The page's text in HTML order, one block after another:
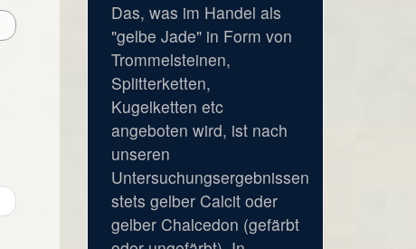
Das, was im Handel als
"gelbe Jade" in Form von
Trommelsteinen,
Splitterketten,
Kugelketten etc
angeboten wird, ist nach
unseren
Untersuchungsergebnissen
stets gelber Calcit oder
gelber Chalcedon (gefärbt